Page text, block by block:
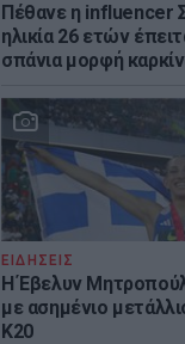
Πέθανε η influencer
ηλικία 26 ετών
σπάνια μορφή
ΕΙΔΗΣΕΙΣ
Η Έβελυν
με ασημένιο
Κ20